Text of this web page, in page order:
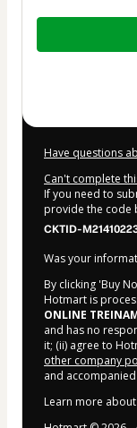
Total
$167.00
Have questions
Can't complete
If you need to
provide the code
CKTID-
Was your
By clicking 'Buy
Hotmart is
ONLINE
and has no
it; (ii) agree to
other company
and
Learn more